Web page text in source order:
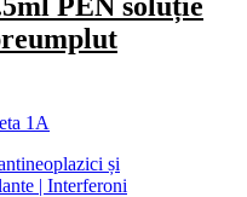
1A
și
| Interferoni